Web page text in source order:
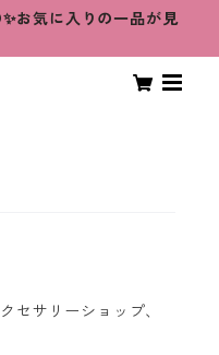
お気に入りの一品が見
セサリーショップ、